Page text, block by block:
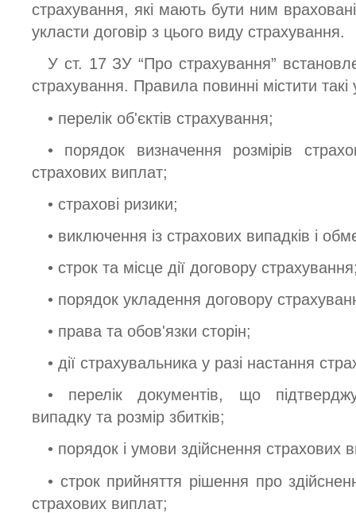
страхування, які мають бути ним
укласти договір з цього виду страхування.
У ст. 17 ЗУ “Про страхування”
страхування. Правила повинні містити
• перелік об'єктів страхування;
• порядок визначення розмірів
страхових виплат;
• страхові ризики;
• виключення із страхових випадків і
• строк та місце дії договору
• порядок укладення договору
• права та обов'язки сторін;
• дії страхувальника у разі настання
• перелік документів, що
випадку та розмір збитків;
• порядок і умови здійснення страхових
• строк прийняття рішення про
страхових виплат;